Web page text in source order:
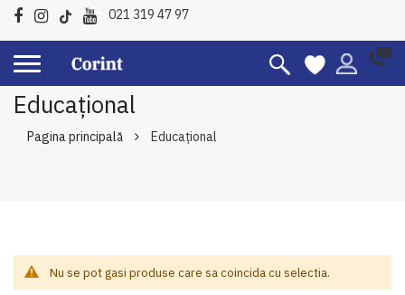
021 319 47 97
Educațional
Pagina principală Educațional
Nu se pot gasi produse care sa coincida cu selectia.